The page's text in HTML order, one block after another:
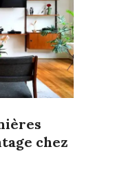
chez